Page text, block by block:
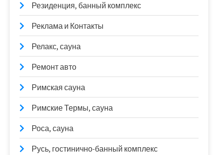
Резиденция, банный комплекс
Реклама и Контакты
Релакс, сауна
Ремонт авто
Римская сауна
Римские Термы, сауна
Роса, сауна
Русь, гостинично-банный комплекс